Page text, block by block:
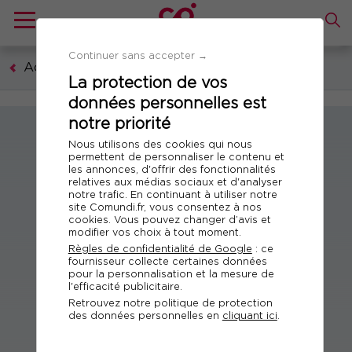
Continuer sans accepter →
La protection de vos
données personnelles est
notre priorité
Nous utilisons des cookies qui nous
permettent de personnaliser le contenu et
les annonces, d'offrir des fonctionnalités
relatives aux médias sociaux et d'analyser
notre trafic. En continuant à utiliser notre
site Comundi.fr, vous consentez à nos
cookies. Vous pouvez changer d’avis et
modifier vos choix à tout moment.
Règles de confidentialité de Google : ce
fournisseur collecte certaines données
pour la personnalisation et la mesure de
l'efficacité publicitaire.
Retrouvez notre politique de protection
des données personnelles en cliquant ici
Académie des formateurs